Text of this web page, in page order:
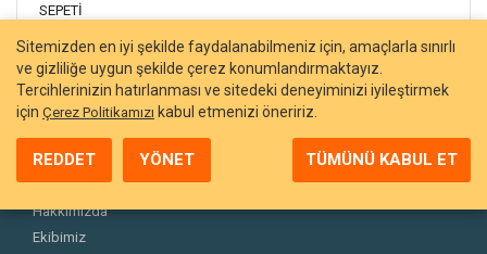
SEPETİ
Hakkımızda
Ekibimiz
Sitemizden en iyi şekilde faydalanabilmeniz için, amaçlarla sınırlı
ve gizliliğe uygun şekilde çerez konumlandırmaktayız.
Tercihlerinizin hatırlanması ve sitedeki deneyiminizi iyileştirmek
için Çerez Politikamızı kabul etmenizi öneririz.
REDDET YÖNET TÜMÜNÜ KABUL ET